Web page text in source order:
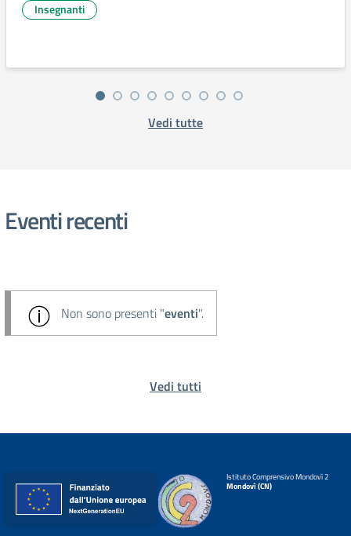
Insegnanti
Vedi tutte
Eventi recenti
Non sono presenti "eventi".
Vedi tutti
Istituto Comprensivo Mondovì 2
Mondovì (CN)